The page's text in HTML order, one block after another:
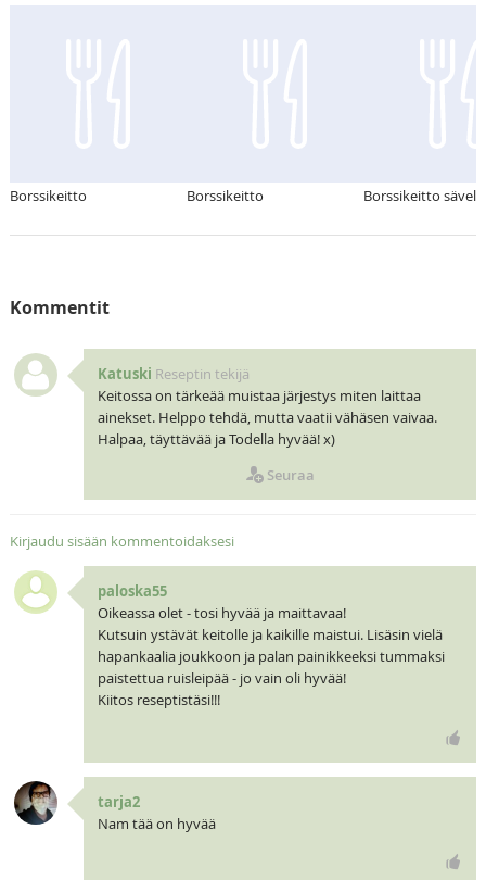
Borssikeitto Borssikeitto Borssikeitto
Kommentit
Katuski Reseptin tekijä
Keitossa on tärkeää muistaa järjestys miten laittaa
ainekset. Helppo tehdä, mutta vaatii vähäsen vaivaa.
Halpaa, täyttävää ja Todella hyvää! x)
Seuraa
Kirjaudu sisään kommentoidaksesi
paloska55
Oikeassa olet - tosi hyvää ja maittavaa!
Kutsuin ystävät keitolle ja kaikille maistui. Lisäsin vielä
hapankaalia joukkoon ja palan painikkeeksi tummaksi
paistettua ruisleipää - jo vain oli hyvää!
Kiitos reseptistäsi!!!
tarja2
Nam tää on hyvää